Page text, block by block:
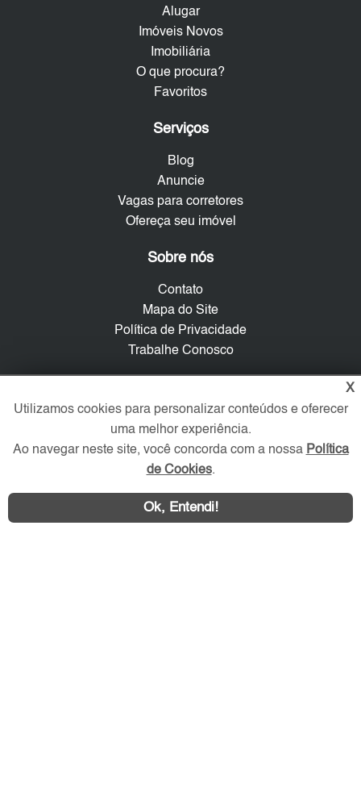
Alugar
Imóveis Novos
Imobiliária
O que procura?
Favoritos
Serviços
Blog
Anuncie
Vagas para corretores
Ofereça seu imóvel
Sobre nós
Contato
Mapa do Site
Política de Privacidade
Trabalhe Conosco
Redes Sociais
X
Utilizamos cookies para personalizar conteúdos e oferecer
uma melhor experiência.
Ao navegar neste site, você concorda com a nossa Política
de Cookies.
Ok, Entendi!